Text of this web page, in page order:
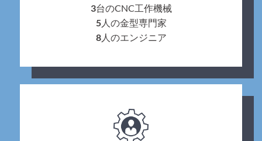
3台のCNC工作機械
5人の金型専門家
8人のエンジニア